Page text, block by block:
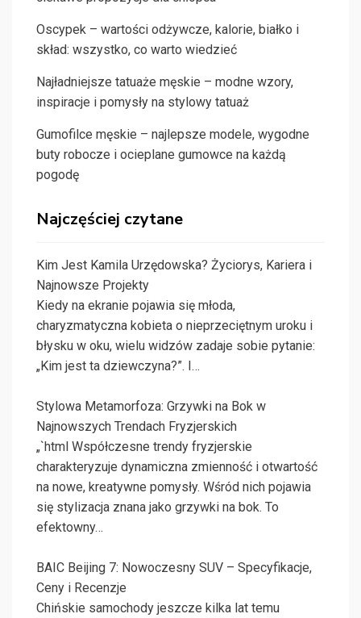
Oscypek – wartości odżywcze, kalorie, białko i
skład: wszystko, co warto wiedzieć
Najładniejsze tatuaże męskie – modne wzory,
inspiracje i pomysły na stylowy tatuaż
Gumofilce męskie – najlepsze modele, wygodne
buty robocze i ocieplane gumowce na każdą
pogodę
Najczęściej czytane
Kim Jest Kamila Urzędowska? Życiorys, Kariera i
Najnowsze Projekty
Kiedy na ekranie pojawia się młoda,
charyzmatyczna kobieta o nieprzeciętnym uroku i
błysku w oku, wielu widzów zadaje sobie pytanie:
„Kim jest ta dziewczyna?”. I…
Stylowa Metamorfoza: Grzywki na Bok w
Najnowszych Trendach Fryzjerskich
„`html Współczesne trendy fryzjerskie
charakteryzuje dynamiczna zmienność i otwartość
na nowe, kreatywne pomysły. Wśród nich pojawia
się stylizacja znana jako grzywki na bok. To
efektowny…
BAIC Beijing 7: Nowoczesny SUV – Specyfikacje,
Ceny i Recenzje
Chińskie samochody jeszcze kilka lat temu